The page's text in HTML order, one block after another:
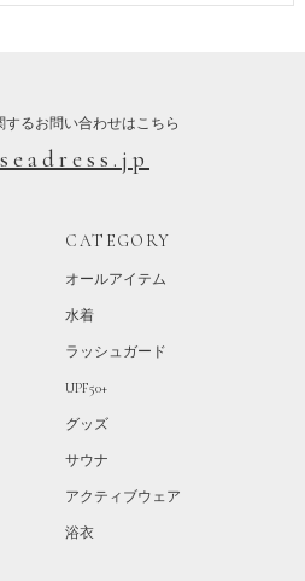
するお問い合わせはこちら
CATEGORY
オールアイテム
水着
ラッシュガード
UPF50+
グッズ
サウナ
アクティブウェア
浴衣